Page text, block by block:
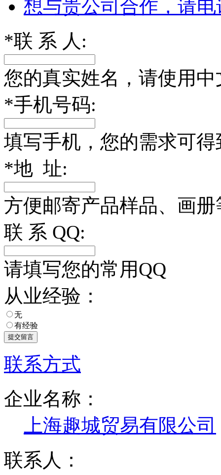
想与贵公司合作，请
*联 系 人:
您的真实姓名，请使用中
*手机号码:
填写手机，您的需求可
*地 址:
方便邮寄产品样品、画
联 系 QQ:
请填写您的常用QQ
从业经验：
无
有经验
联系方式
企业名称：
上海趣城贸易有限公司
联系人：